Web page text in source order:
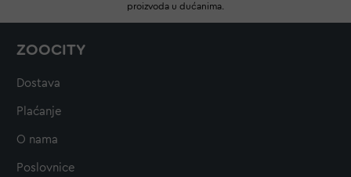
proizvoda u dućanima.
ZOOCITY
Dostava
Plaćanje
O nama
Poslovnice